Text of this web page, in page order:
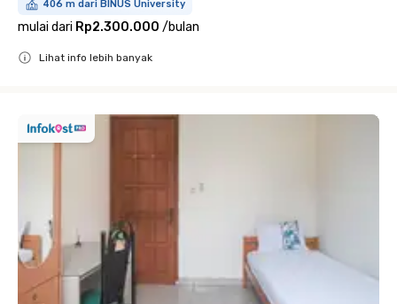
406 m dari BINUS University
mulai dari Rp2.300.000 /bulan
Lihat info lebih banyak